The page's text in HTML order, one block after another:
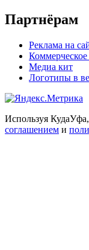
Партнёрам
Реклама на
Медиа кит
Логотипы в
Используя
соглашением и